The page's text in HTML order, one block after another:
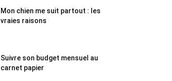
Mon chien me suit partout : les
vraies raisons
Suivre son budget mensuel au
carnet papier